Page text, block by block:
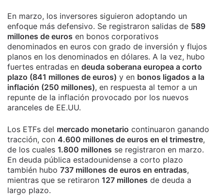
En marzo, los inversores siguieron adoptando un
enfoque más defensivo. Se registraron salidas de 589
millones de euros en bonos corporativos
denominados en euros con grado de inversión y flujos
planos en los denominados en dólares. A la vez, hubo
fuertes entradas en deuda soberana europea a corto
plazo (841 millones de euros) y en bonos ligados a la
inflación (250 millones), en respuesta al temor a un
repunte de la inflación provocado por los nuevos
aranceles de EE.UU.
Los ETFs del mercado monetario continuaron ganando
tracción, con 4.600 millones de euros en el trimestre,
de los cuales 1.800 millones se registraron en marzo.
En deuda pública estadounidense a corto plazo
también hubo 737 millones de euros en entradas,
mientras que se retiraron 127 millones de deuda a
largo plazo.